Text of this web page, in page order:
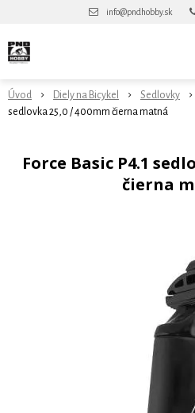
info@pndhobby.sk
Úvod Diely na Bicykel Sedlovky
sedlovka 25,0 / 400mm čierna matná
Force Basic P4.1
čierna